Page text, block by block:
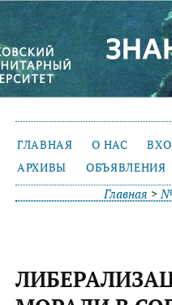
ГЛАВНАЯ О НАС
АРХИВЫ
ОБЪЯВЛЕНИЯ
Главная >№